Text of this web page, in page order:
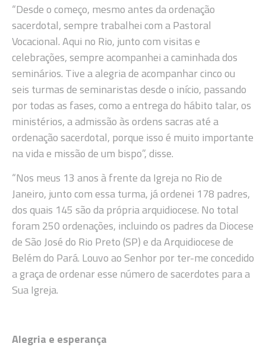
“Desde o começo, mesmo antes da ordenação
sacerdotal, sempre trabalhei com a Pastoral
Vocacional. Aqui no Rio, junto com visitas e
celebrações, sempre acompanhei a caminhada dos
seminários. Tive a alegria de acompanhar cinco ou
seis turmas de seminaristas desde o início, passando
por todas as fases, como a entrega do hábito talar, os
ministérios, a admissão às ordens sacras até a
ordenação sacerdotal, porque isso é muito importante
na vida e missão de um bispo”, disse.
“Nos meus 13 anos à frente da Igreja no Rio de
Janeiro, junto com essa turma, já ordenei 178 padres,
dos quais 145 são da própria arquidiocese. No total
foram 250 ordenações, incluindo os padres da Diocese
de São José do Rio Preto (SP) e da Arquidiocese de
Belém do Pará. Louvo ao Senhor por ter-me concedido
a graça de ordenar esse número de sacerdotes para a
Sua Igreja.
Alegria e esperança